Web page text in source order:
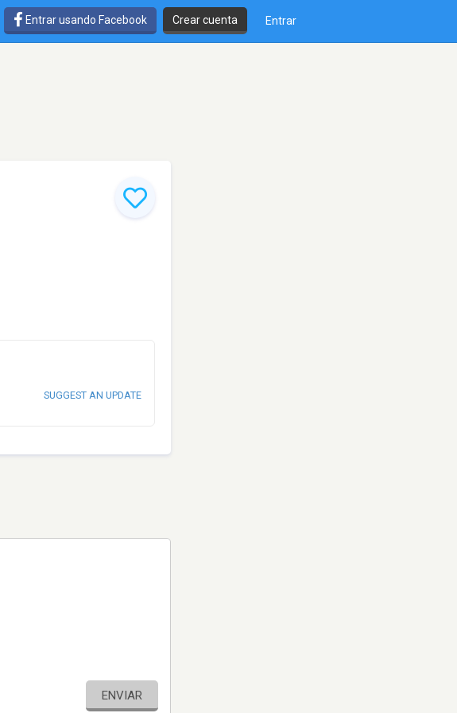
Entrar usando Facebook Crear cuenta Entrar
SUGGEST AN UPDATE
ENVIAR